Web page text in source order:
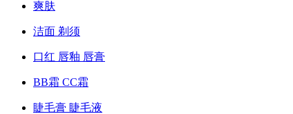
爽肤
洁面 剃须
口红 唇釉 唇膏
BB霜 CC霜
睫毛膏 睫毛液